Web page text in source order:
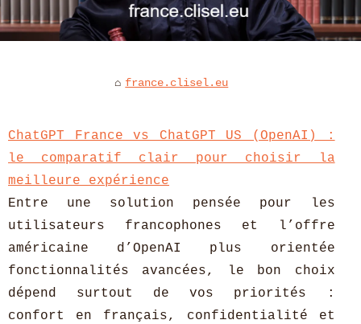
france.clisel.eu
ChatGPT France vs ChatGPT US (OpenAI) :
le comparatif clair pour choisir la
meilleure expérience
Entre une solution pensée pour les
utilisateurs francophones et l’offre
américaine d’OpenAI plus orientée
fonctionnalités avancées, le bon choix
dépend surtout de vos priorités :
confort en français, confidentialité et